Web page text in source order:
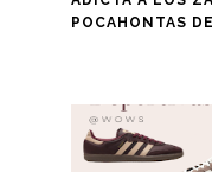
POCAHONTAS